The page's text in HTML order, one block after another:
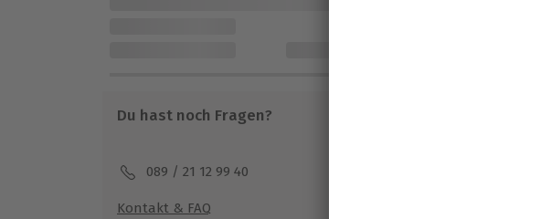
Ticket auswählen.
Du hast noch Fragen?
089 / 21 12 99 40
Kontakt & FAQ